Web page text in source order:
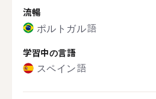
流暢
ポルトガル語
学習中の言語
スペイン語